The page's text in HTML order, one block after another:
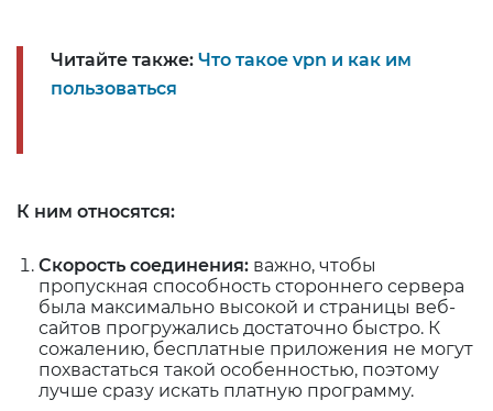
Читайте также: Что такое vpn и как им
пользоваться
К ним относятся:
Скорость соединения: важно, чтобы
пропускная способность стороннего сервера
была максимально высокой и страницы веб-
сайтов прогружались достаточно быстро. К
сожалению, бесплатные приложения не могут
похвастаться такой особенностью, поэтому
лучше сразу искать платную программу.